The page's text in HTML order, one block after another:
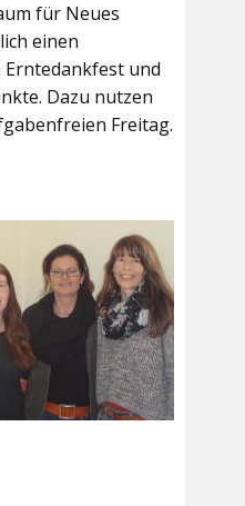
für Neues
einen
und
Dazu nutzen
Freitag.